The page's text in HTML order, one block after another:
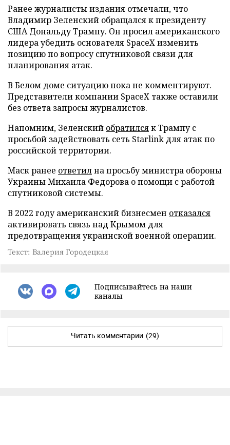
Ранее журналисты издания отмечали, что
Владимир Зеленский обращался к президенту
США Дональду Трампу. Он просил американского
лидера убедить основателя SpaceX изменить
позицию по вопросу спутниковой связи для
планирования атак.
В Белом доме ситуацию пока не комментируют.
Представители компании SpaceX также оставили
без ответа запросы журналистов.
Напомним, Зеленский обратилсяк Трампу с
просьбой задействовать сеть Starlink для атак по
российской территории.
Маск ранее ответилна просьбу министра обороны
Украины Михаила Федорова о помощи с работой
спутниковой системы.
В 2022 году американский бизнесмен отказался
активировать связь над Крымом для
предотвращения украинской военной операции.
Текст: Валерия Городецкая
Подписывайтесь на наши
каналы
Читать комментарии (29)